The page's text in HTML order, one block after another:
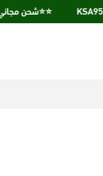
⭐️⭐️شحن مجاني عند